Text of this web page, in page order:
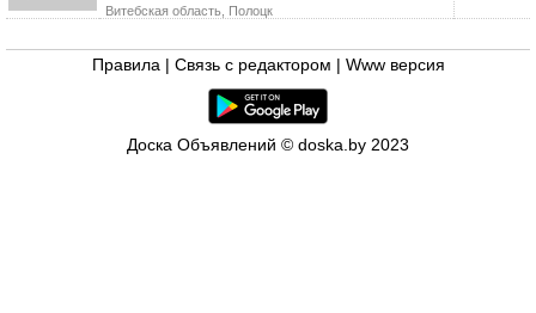
Витебская область, Полоцк
Правила Связь с редактором Www версия
Доска Объявлений © doska.by 2023